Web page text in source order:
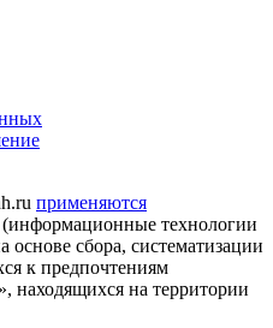
применяются
(информационные технологии
сбора, систематизации
к предпочтениям
находящихся на территории